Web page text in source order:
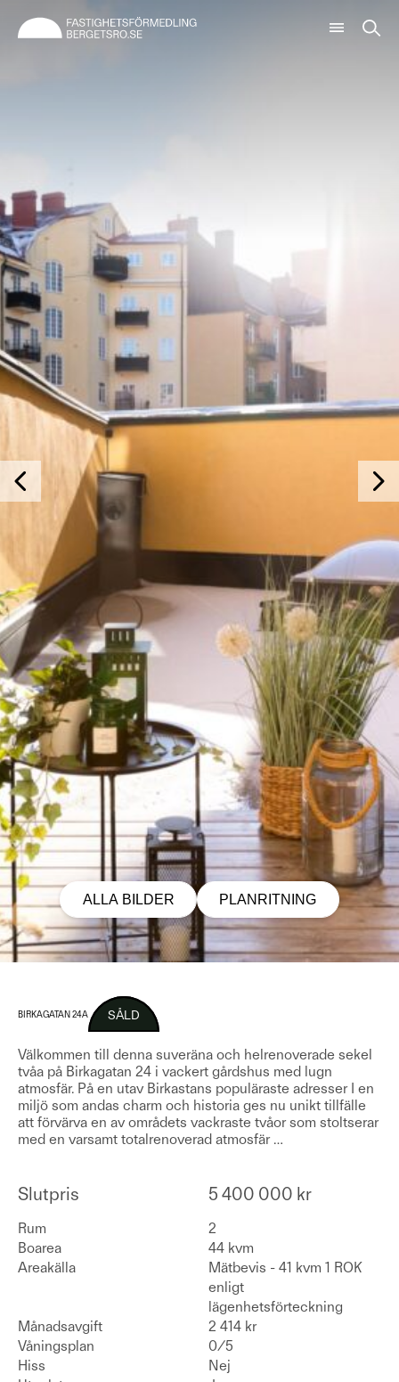
ALLA BILDER PLANRITNING
BIRKAGATAN 24A SÅLD
Välkommen till denna suveräna och helrenoverade sekel
tvåa på Birkagatan 24 i vackert gårdshus med lugn
atmosfär. På en utav Birkastans populäraste adresser I en
miljö som andas charm och historia ges nu unikt tillfälle
att förvärva en av områdets vackraste tvåor som stoltserar
med en varsamt totalrenoverad atmosfär …
Slutpris 5 400 000 kr
Rum
2
Boarea
44 kvm
Areakälla
Mätbevis - 41 kvm 1 ROK
enligt
lägenhetsförteckning
Månadsavgift
2 414 kr
Våningsplan
0/5
Hiss
Nej